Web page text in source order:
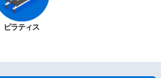
ピラティス